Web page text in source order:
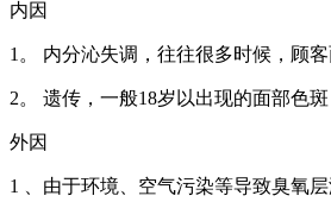
内因
1。 内分沁失调，往往很多时候，顾
2。 遗传，一般18岁以出现的面部色
外因
1 、由于环境、空气污染等导致臭氧